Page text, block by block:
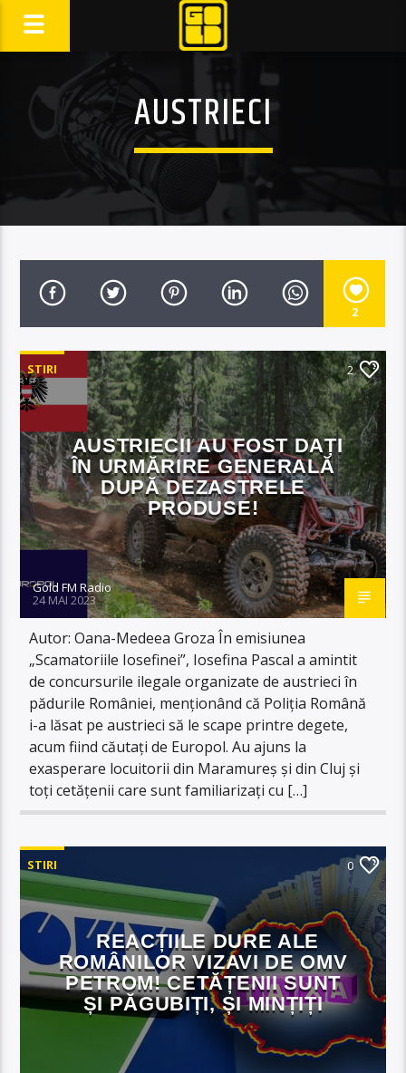
AUSTRIECI
2
STIRI 2
AUSTRIECII AU FOST DAȚI
ÎN URMĂRIRE GENERALĂ
DUPĂ DEZASTRELE
PRODUSE!
Gold FM Radio
24 MAI 2023
Autor: Oana-Medeea Groza În emisiunea
„Scamatoriile Iosefinei”, Iosefina Pascal a amintit
de concursurile ilegale organizate de austrieci în
pădurile României, menționând că Poliția Română
i-a lăsat pe austrieci să le scape printre degete,
acum fiind căutați de Europol. Au ajuns la
exasperare locuitorii din Maramureș și din Cluj și
toți cetățenii care sunt familiarizați cu […]
STIRI 0
REACȚIILE DURE ALE
ROMÂNILOR VIZAVI DE OMV
PETROM! CETĂȚENII SUNT
ȘI PĂGUBIȚI, ȘI MINȚIȚI